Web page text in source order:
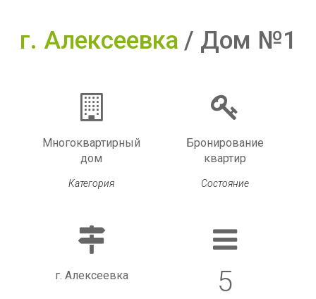
г. Алексеевка Дом №1
Многоквартирный
дом
Категория
Бронирование
квартир
Состояние
г. Алексеевка 5